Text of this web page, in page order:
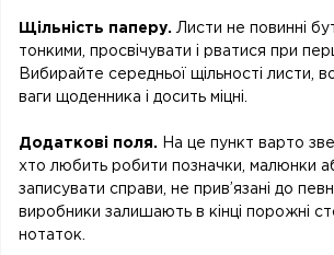
Щільність паперу. Листи не повинні
тонкими, просвічувати і рватися при
Вибирайте середньої щільності листи,
ваги щоденника і досить міцні.
Додаткові поля. На це пункт варто
хто любить робити позначки, малюнки
записувати справи, не прив’язані до
виробники залишають в кінці порожні
нотаток.